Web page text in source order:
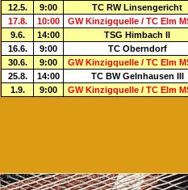
12.5.
9:00 TC RW Linsengericht
17.8.
10:00 GW Kinzigquelle / TC Elm
9.6.
14:00 TSG Himbach II
16.6.
9:00 TC Oberndorf
30.6.
9:00 GW Kinzigquelle / TC Elm
25.8.
14:00 TC BW Gelnhausen III
1.9.
9:00 GW Kinzigquelle / TC Elm